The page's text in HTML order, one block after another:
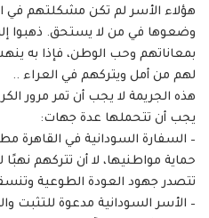
هؤلاء الأسر لم تكن مشكلتهم في
وضعوها في من لا يستحق. ذهبوا
بمعاناتهم وحب الوطن، فإذا به
لهم من أمل ويتركهم في العراء ..
هذه الجريمة لا يجب أن تمر مرور
يجب أن تتحملها عدة جهات:
– السفارة السودانية في القاهرة
حماية مواطنيها، لا أن تتركهم نهبًا
تتصدر جهود العودة الطوعية
– الأسر السودانية مدعوة للتثبت